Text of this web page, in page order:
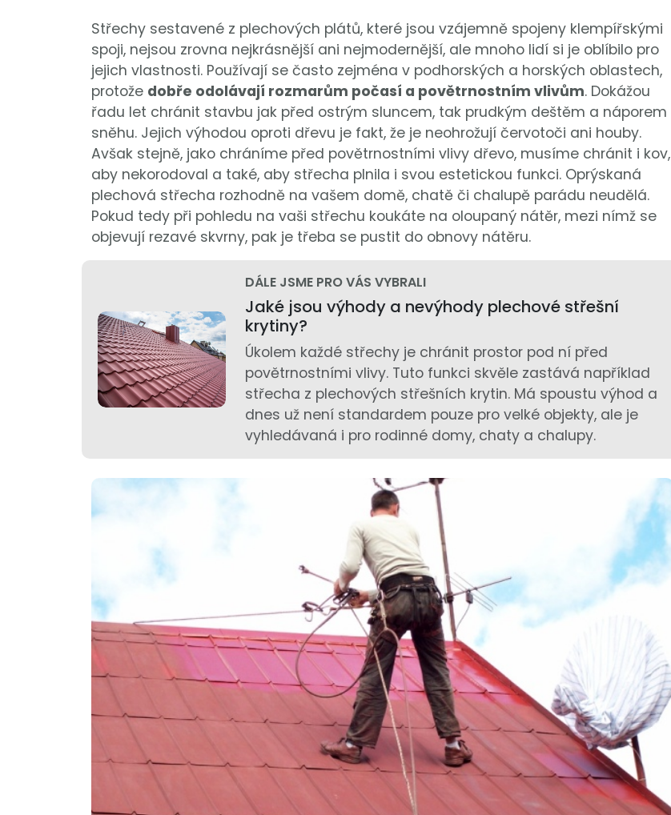
Střechy sestavené z plechových plátů, které jsou vzájemně spojeny klempířskými
spoji, nejsou zrovna nejkrásnější ani nejmodernější, ale mnoho lidí si je oblíbilo pro
jejich vlastnosti. Používají se často zejména v podhorských a horských oblastech,
protože dobře odolávají rozmarům počasí a povětrnostním vlivům. Dokážou
řadu let chránit stavbu jak před ostrým sluncem, tak prudkým deštěm a náporem
sněhu. Jejich výhodou oproti dřevu je fakt, že je neohrožují červotoči ani houby.
Avšak stejně, jako chráníme před povětrnostními vlivy dřevo, musíme chránit i kov,
aby nekorodoval a také, aby střecha plnila i svou estetickou funkci. Oprýskaná
plechová střecha rozhodně na vašem domě, chatě či chalupě parádu neudělá.
Pokud tedy při pohledu na vaši střechu koukáte na oloupaný nátěr, mezi nímž se
objevují rezavé skvrny, pak je třeba se pustit do obnovy nátěru.
DÁLE JSME PRO VÁS VYBRALI
Jaké jsou výhody a nevýhody plechové střešní
krytiny?
Úkolem každé střechy je chránit prostor pod ní před
povětrnostními vlivy. Tuto funkci skvěle zastává například
střecha z plechových střešních krytin. Má spoustu výhod a
dnes už není standardem pouze pro velké objekty, ale je
vyhledávaná i pro rodinné domy, chaty a chalupy.